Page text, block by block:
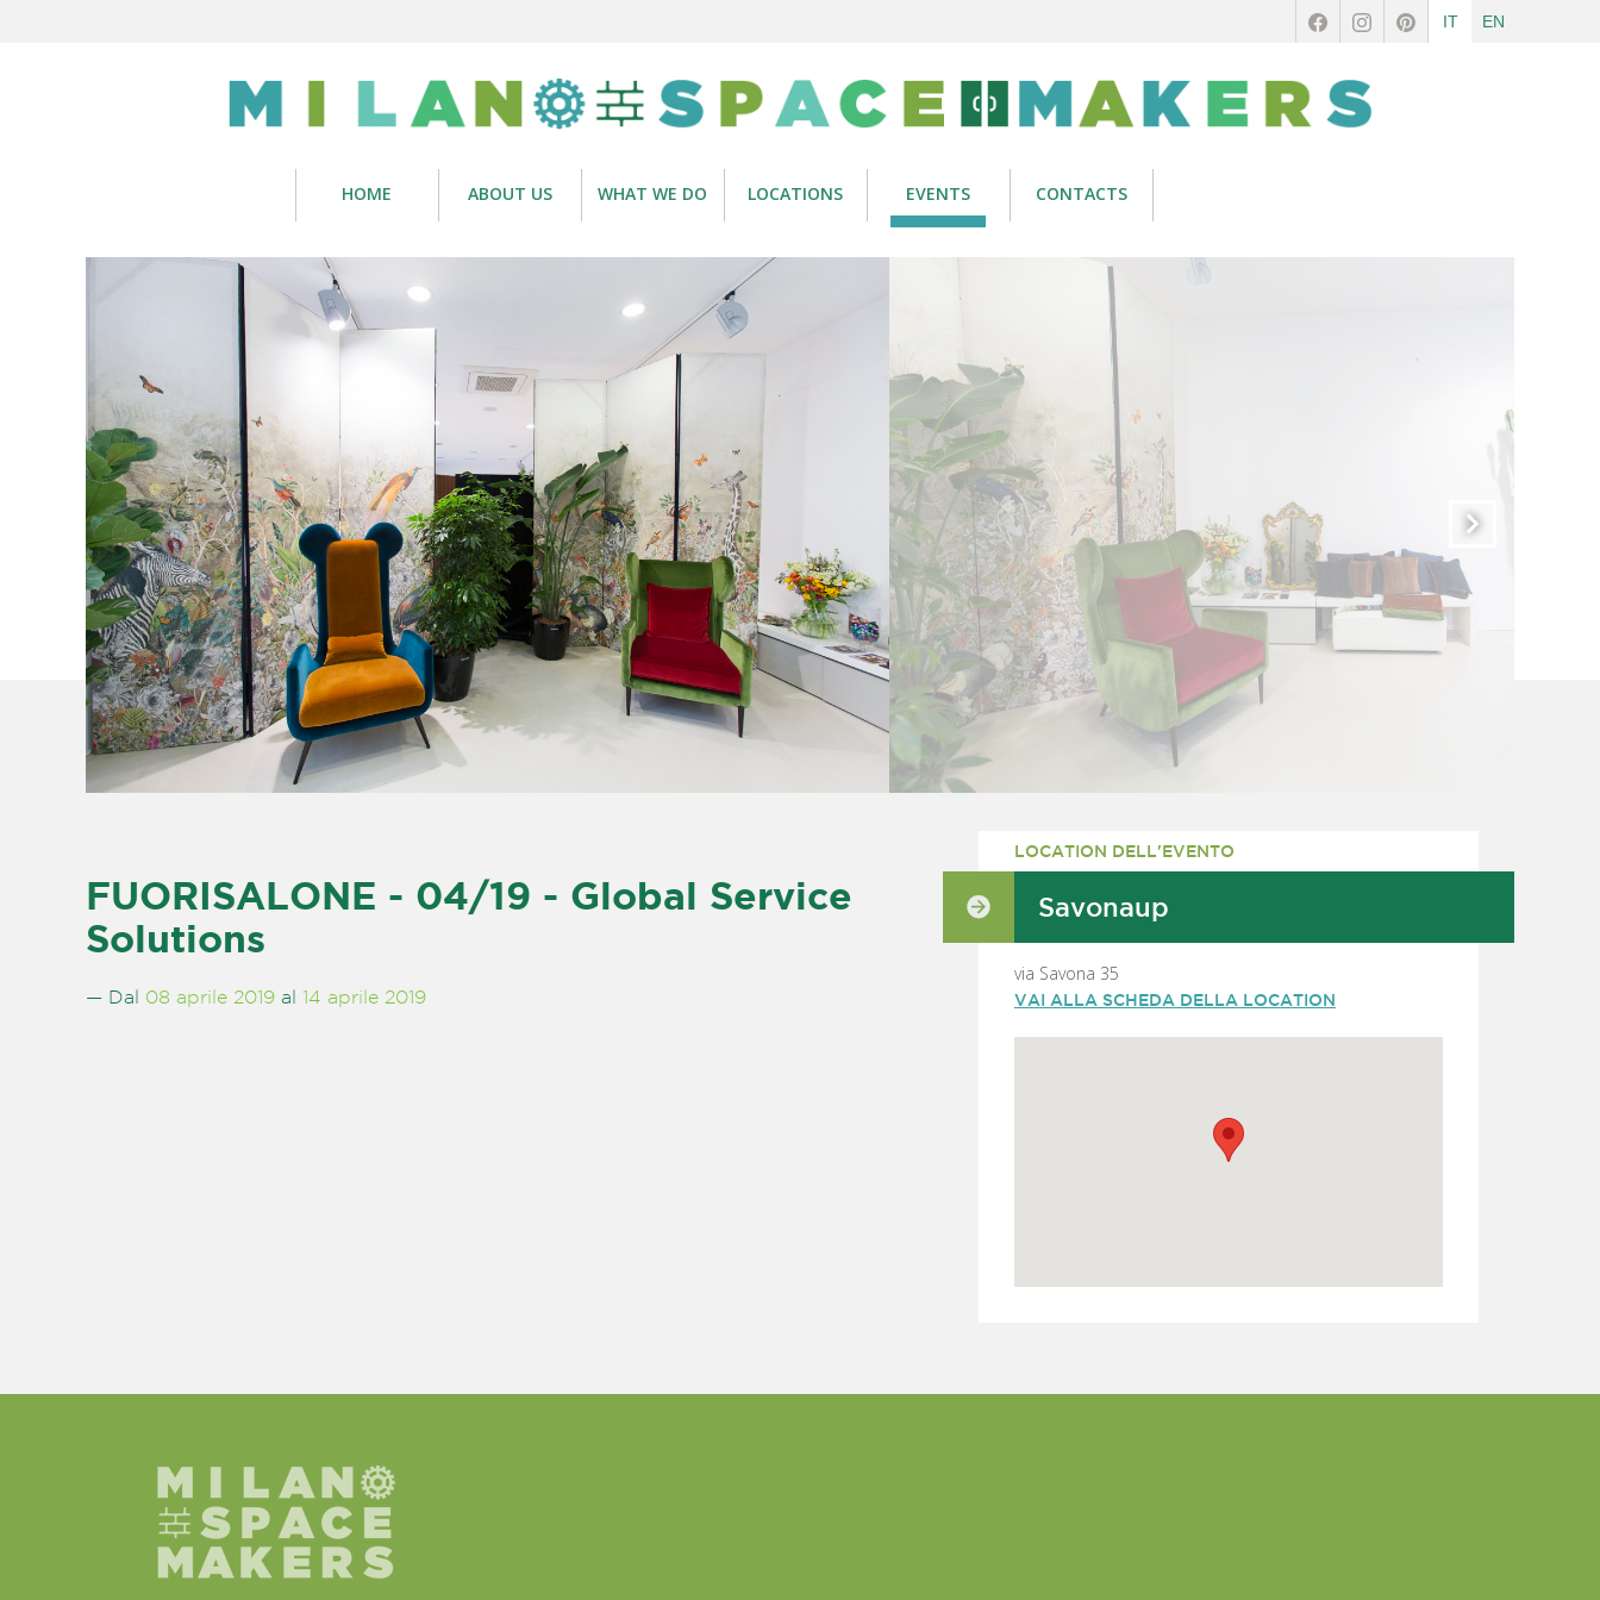
IT EN
HOME ABOUT US WHAT WE DO LOCATIONS EVENTS CONTACTS
FUORISALONE - 04/19 - Global Service
Solutions
— Dal 08 aprile 2019 al 14 aprile 2019
LOCATION DELL'EVENTO
Savonaup
via Savona 35
VAI ALLA SCHEDA DELLA LOCATION